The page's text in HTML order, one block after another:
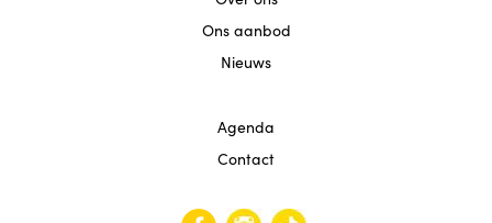
Ons aanbod
Nieuws
Agenda
Contact